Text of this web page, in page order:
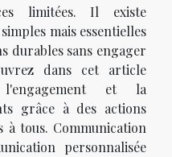
limitées. Il existe
mais essentielles
durables sans engager
dans cet article
l'engagement et la
grâce à des actions
à tous. Communication
personnalisée